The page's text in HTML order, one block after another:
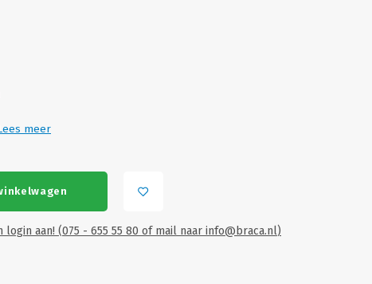
meer
aan! (075 - 655 55 80 of mail naar info@braca.nl)